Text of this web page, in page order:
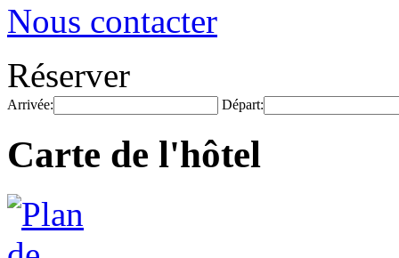
Nous contacter
Réserver
Arrivée: Départ:
Carte de l'hôtel